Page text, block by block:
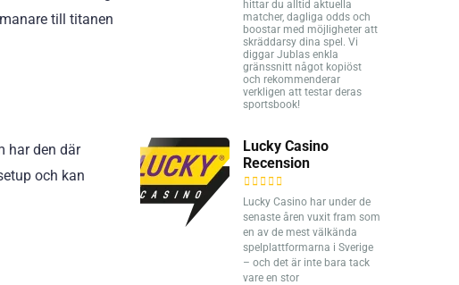
till titanen
har den där
och kan
hittar du alltid aktuella
matcher, dagliga odds och
boostar med möjligheter att
skräddarsy dina spel. Vi
diggar Jublas enkla
gränssnitt något kopiöst
och rekommenderar
verkligen att testar deras
sportsbook!
Lucky Casino
Recension
Lucky Casino har under de
senaste åren vuxit fram som
en av de mest välkända
spelplattformarna i Sverige
– och det är inte bara tack
vare en stor